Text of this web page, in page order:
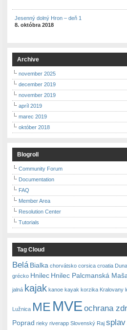
Jesenný dolný Hron – deň 1
8. októbra 2018
Archive
november 2025
december 2019
november 2019
apríl 2019
marec 2019
október 2018
Blogroll
Community Forum
Documentation
FAQ
Member Area
Resolution Center
Tutorials
Tag Cloud
Belá Bialka chorvátsko corsica croatia
grécko Hnilec Hnilec Palcmanská
jalná kajak kanoe kayak korzika Kralovany
Lužnica ME MVE ochrana
Poprad rieky riverapp Slovenský Raj splav